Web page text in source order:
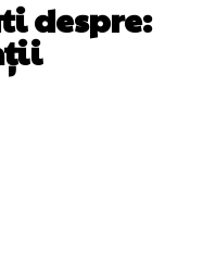
despre: